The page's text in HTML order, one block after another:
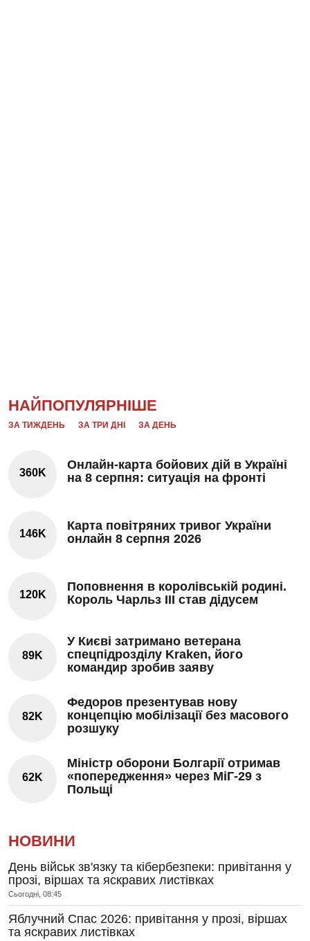
НАЙПОПУЛЯРНІШЕ
ЗА ТИЖДЕНЬ ЗА ТРИ ДНІ ЗА ДЕНЬ
360K
Онлайн-карта бойових дій в Україні
на 8 серпня: ситуація на фронті
146K
Карта повітряних тривог України
онлайн 8 серпня 2026
120K
Поповнення в королівській родині.
Король Чарльз III став дідусем
89K
У Києві затримано ветерана
спецпідрозділу Kraken, його
командир зробив заяву
82K
Федоров презентував нову
концепцію мобілізації без масового
розшуку
62K
Міністр оборони Болгарії отримав
«попередження» через МіГ-29 з
Польщі
НОВИНИ
День військ зв'язку та кібербезпеки: привітання у
прозі, віршах та яскравих листівках
Сьогодні, 08:45
Яблучний Спас 2026: привітання у прозі, віршах
та яскравих листівках